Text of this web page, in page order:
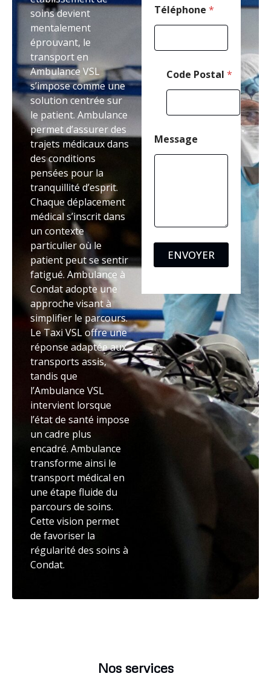
soins devient
mentalement
éprouvant, le
transport en
Ambulance VSL
s’impose comme une
solution centrée sur
le patient. Ambulance
permet d’assurer des
trajets médicaux dans
des conditions
pensées pour la
tranquillité d’esprit.
Chaque déplacement
médical s’inscrit dans
un contexte
particulier où le
patient peut se sentir
fatigué. Ambulance à
Condat adopte une
approche visant à
simplifier le parcours.
Le Taxi VSL offre une
réponse adaptée aux
transports assis,
tandis que
l’Ambulance VSL
intervient lorsque
l’état de santé impose
un cadre plus
encadré. Ambulance
transforme ainsi le
transport médical en
une étape fluide du
parcours de soins.
Cette vision permet
de favoriser la
régularité des soins à
Condat.
Téléphone *
Code Postal *
P
a
l
Message
ENVOYER
Nos services